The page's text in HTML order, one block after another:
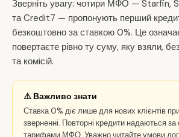
Зверніть увагу: чотири МФО — Starfin,
та Credit7 — пропонують перший
безкоштовно за ставкою 0%. Це
повертаєте рівно ту суму, яку взяли,
та комісій.
⚠️ Важливо знати
Ставка 0% діє лише для нових клієнтів
зверненні. Повторні кредити надаються
тарифами МФО. Уважно читайте умови